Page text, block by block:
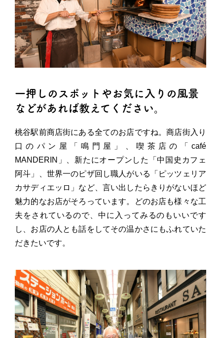
一押しのスポットやお気に入りの風景
などがあれば教えてください。
桃谷駅前商店街にある全てのお店ですね。商店街入り
口のパン屋「鳴門屋」、喫茶店の「café
MANDERIN」、新たにオープンした「中国史カフェ
阿斗」、世界一のピザ回し職人がいる「ピッツェリア
カサディエッロ」など、言い出したらきりがないほど
魅力的なお店がそろっています。どのお店も様々な工
夫をされているので、中に入ってみるのもいいです
し、お店の人とも話をしてその温かさにもふれていた
だきたいです。